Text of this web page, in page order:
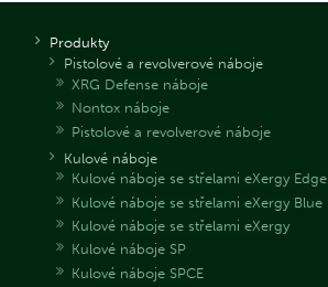
Produkty
Pistolové a revolverové náboje
XRG Defense náboje
Nontox náboje
Pistolové a revolverové náboje
Kulové náboje
Kulové náboje se střelami eXergy Edge
Kulové náboje se střelami eXergy Blue
Kulové náboje se střelami eXergy
Kulové náboje SP
Kulové náboje SPCE